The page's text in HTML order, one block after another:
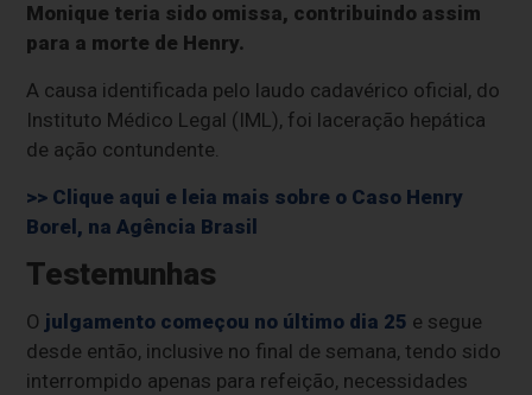
Monique teria sido omissa, contribuindo assim
para a morte de Henry.
A causa identificada pelo laudo cadavérico oficial, do
Instituto Médico Legal (IML), foi laceração hepática
de ação contundente.
>> Clique aqui e leia mais sobre o Caso Henry
Borel, na Agência Brasil
Testemunhas
O julgamento começou no último dia 25 e segue
desde então, inclusive no final de semana, tendo sido
interrompido apenas para refeição, necessidades